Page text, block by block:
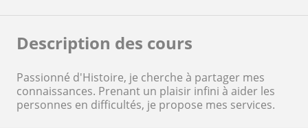
Description des cours
Passionné d'Histoire, je cherche à partager mes
connaissances. Prenant un plaisir infini à aider les
personnes en difficultés, je propose mes services.